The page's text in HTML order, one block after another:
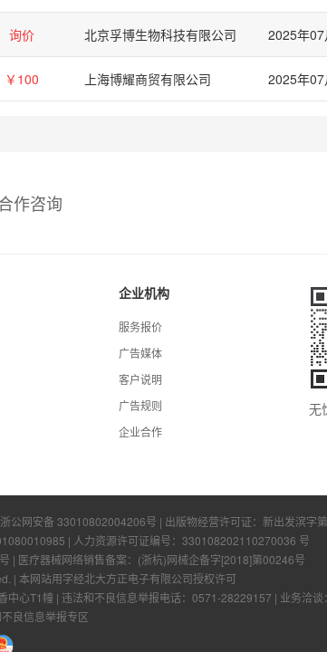
询价 北京孚博生物科技有限公司 2025年07
￥100 上海博耀商贸有限公司 2025年07
作咨询
企业机构
服务报价
广告媒体
客户说明
广告规则
企业合作
无
浙公网安备 33010802004206号 | 出版物经营许可证： 新出发滨字
| 人力资源许可证编号： 330108202110270036 号
| 医疗器械网络销售备案：(浙杭)网械企备字[2018]第00246号
| 本网站用字经北大方正电子有限公司授权许可
中心T1幢 | 违法和不良信息举报电话：0571-28229157 | 业务洽
良信息举报专区